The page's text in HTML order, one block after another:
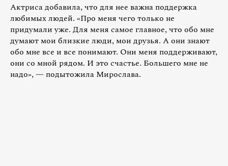
Актриса добавила, что для нее важна поддержка
любимых людей. «Про меня чего только не
придумали уже. Для меня самое главное, что обо мне
думают мои близкие люди, мои друзья. А они знают
обо мне все и все понимают. Они меня поддерживают,
они со мной рядом. И это счастье. Большего мне не
надо», — подытожила Мирослава.